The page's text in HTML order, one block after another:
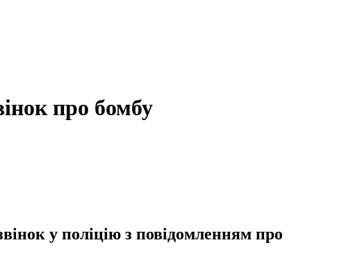
про бомбу
у поліцію з повідомленням про